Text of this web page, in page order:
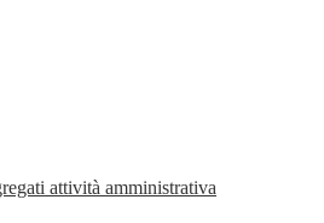
attività amministrativa